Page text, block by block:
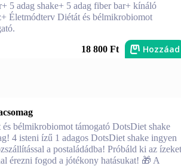
5 adag shake+ 5 adag fiber bar+ kínáló
Életmódterv Diétát és bélmikrobiomot
18 800 Ft Hozzáad
és bélmikrobiomot támogató DotsDiet shake
4 isteni ízű 1 adagos DotsDiet shake ingyen
a postaládádba! Próbáld ki az
érezni fogod a jótékony hatásukat! 🎁 A